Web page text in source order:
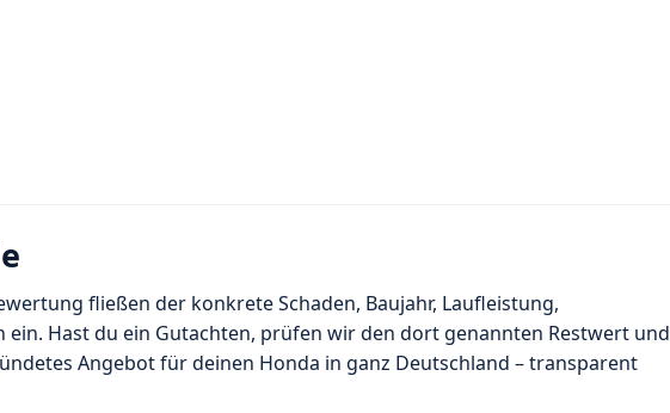
fließen der konkrete Schaden, Baujahr, Laufleistung,
Hast du ein Gutachten, prüfen wir den dort genannten Restwert und
Angebot für deinen Honda in ganz Deutschland – transparent